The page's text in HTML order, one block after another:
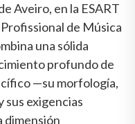
Aveiro, en la ESART
de Música
una sólida
profundo de
—su morfología,
sus exigencias
dimensión